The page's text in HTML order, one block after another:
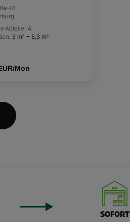
48
Abteile: 4
3 m² - 5,3 m²
Mon
SOFORT